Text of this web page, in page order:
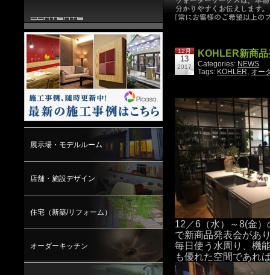
展示場・モデルルーム
店舗・施設デザイン
住宅（新築/リフォーム）
オーダーキッチン
12月
13
2017
KOHLER新商
Categories: NEWS
Tags: KOHLER オー
12／6（水）～8(金
で新商品発表会があ
毎日使う水周り、機
も優れた空間であれ